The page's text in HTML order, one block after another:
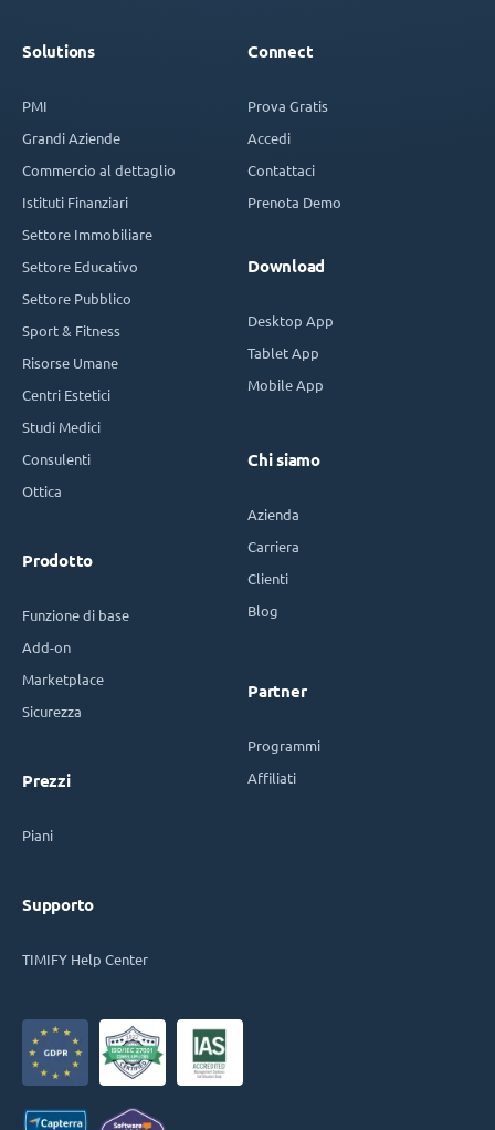
Solutions
PMI
Grandi Aziende
Commercio al dettaglio
Istituti Finanziari
Settore Immobiliare
Settore Educativo
Settore Pubblico
Sport & Fitness
Risorse Umane
Centri Estetici
Studi Medici
Consulenti
Ottica
Prodotto
Funzione di base
Add-on
Marketplace
Sicurezza
Prezzi
Piani
Supporto
TIMIFY Help Center
Connect
Prova Gratis
Accedi
Contattaci
Prenota Demo
Download
Desktop App
Tablet App
Mobile App
Chi siamo
Azienda
Carriera
Clienti
Blog
Partner
Programmi
Affiliati